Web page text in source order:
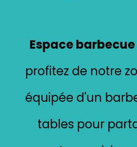
Espace
profitez de notre
équipée d'un
tables pour